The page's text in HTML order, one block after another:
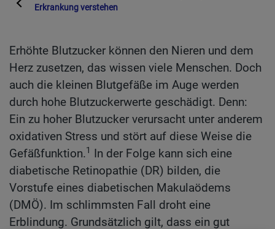
Erkrankung verstehen
Erhöhte Blutzucker können den Nieren und dem
Herz zusetzen, das wissen viele Menschen. Doch
auch die kleinen Blutgefäße im Auge werden
durch hohe Blutzuckerwerte geschädigt. Denn:
Ein zu hoher Blutzucker verursacht unter anderem
oxidativen Stress und stört auf diese Weise die
Gefäßfunktion.1 In der Folge kann sich eine
diabetische Retinopathie (DR) bilden, die
Vorstufe eines diabetischen Makulaödems
(DMÖ). Im schlimmsten Fall droht eine
Erblindung. Grundsätzlich gilt, dass ein gut